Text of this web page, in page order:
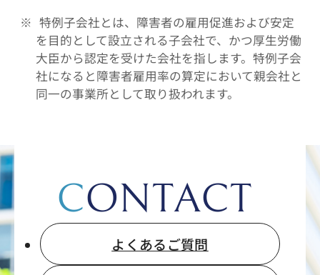
特例子会社とは、障害者の雇用促進および安定
を目的として設立される子会社で、かつ厚生労働
大臣から認定を受けた会社を指します。特例子会
社になると障害者雇用率の算定において親会社と
同一の事業所として取り扱われます。
CONTACT
よくあるご質問